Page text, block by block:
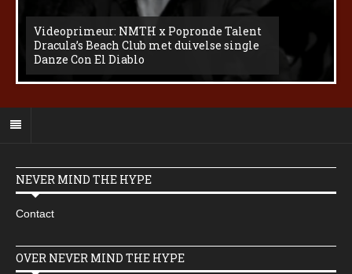
Videoprimeur: NMTH x Popronde Talent
Dracula’s Beach Club met duivelse single
Danze Con El Diablo
NEVER MIND THE HYPE
Contact
OVER NEVER MIND THE HYPE